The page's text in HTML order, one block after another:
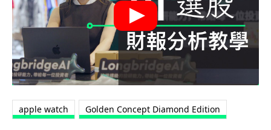
apple watch Golden Concept Diamond Edition